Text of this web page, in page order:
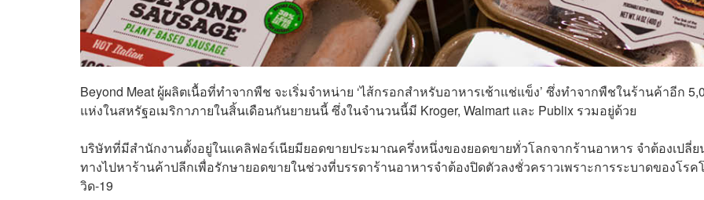
Beyond Meat ผู้ผลิตเนื้อที่ทำจากพืช จะเริ่มจำหน่าย ‘ไส้กรอกสำหรับอาหารเช้าแช่แข็ง’ ซึ่งทำจากพืชในร้านค้าอีก
แห่งในสหรัฐอเมริกาภายในสิ้นเดือนกันยายนนี้ ซึ่งในจำนวนนี้มี Kroger, Walmart และ Publix รวมอยู่ด้วย
บริษัทที่มีสำนักงานตั้งอยู่ในแคลิฟอร์เนียมียอดขายประมาณครึ่งหนึ่งของยอดขายทั่วโลกจากร้านอาหาร จำต้องเปลี่ย
ทางไปหาร้านค้าปลีกเพื่อรักษายอดขายในช่วงที่บรรดาร้านอาหารจำต้องปิดตัวลงชั่วคราวเพราะการระบาดของโรค
วิด-19